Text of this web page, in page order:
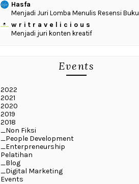
Hasfa
Menjadi Juri Lomba Menulis Resensi Buku
w r i t r a v e l i c i o u s
Menjadi juri konten kreatif
Events
2022
2021
2020
2019
2018
_Non Fiksi
_People Development
_Enterpreneurship
Pelatihan
_Blog
_Digital Marketing
Events